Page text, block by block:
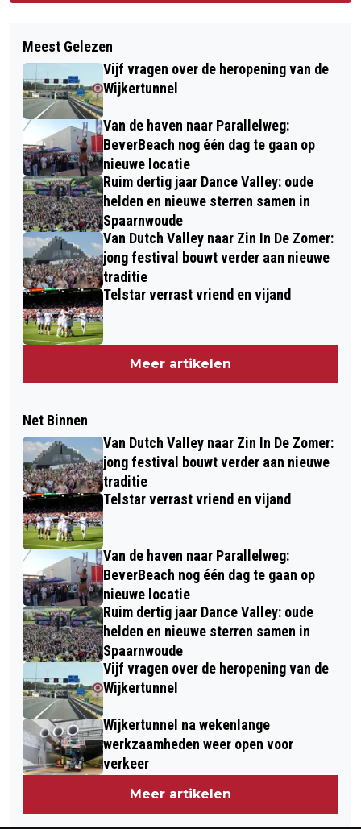
Meest Gelezen
Vijf vragen over de heropening van de
Wijkertunnel
Van de haven naar Parallelweg:
BeverBeach nog één dag te gaan op
nieuwe locatie
Ruim dertig jaar Dance Valley: oude
helden en nieuwe sterren samen in
Spaarnwoude
Van Dutch Valley naar Zin In De Zomer:
jong festival bouwt verder aan nieuwe
traditie
Telstar verrast vriend en vijand
Meer artikelen
Net Binnen
Van Dutch Valley naar Zin In De Zomer:
jong festival bouwt verder aan nieuwe
traditie
Telstar verrast vriend en vijand
Van de haven naar Parallelweg:
BeverBeach nog één dag te gaan op
nieuwe locatie
Ruim dertig jaar Dance Valley: oude
helden en nieuwe sterren samen in
Spaarnwoude
Vijf vragen over de heropening van de
Wijkertunnel
Wijkertunnel na wekenlange
werkzaamheden weer open voor
verkeer
Meer artikelen